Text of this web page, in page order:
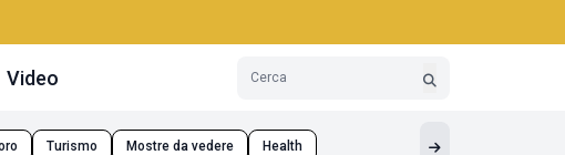
Video
Turismo Mostre da vedere Health